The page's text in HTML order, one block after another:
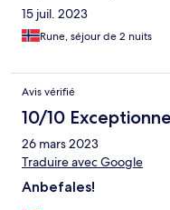
15 juil. 2023
Rune, séjour de 2 nuits
Avis vérifié
10/10
26 mars 2023
Traduire avec Google
Anbefales!